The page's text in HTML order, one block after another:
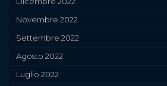
Novembre 2022
Settembre 2022
Agosto 2022
Luglio 2022